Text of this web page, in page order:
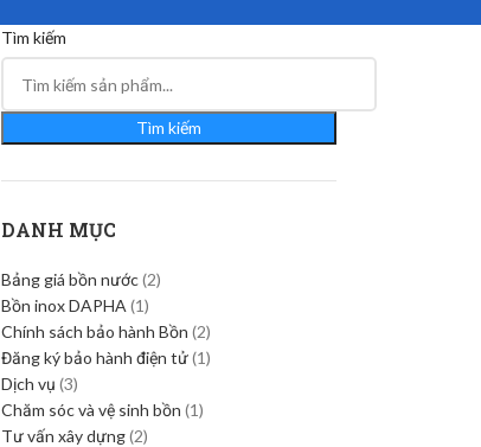
Tìm kiếm
Tìm kiếm
DANH MỤC
Bảng giá bồn nước(2)
Bồn inox DAPHA (1)
Chính sách bảo hành Bồn (2)
Đăng ký bảo hành điện tử(1)
Dịch vụ (3)
Chăm sóc và vệ sinh bồn (1)
Tư vấn xây dựng(2)